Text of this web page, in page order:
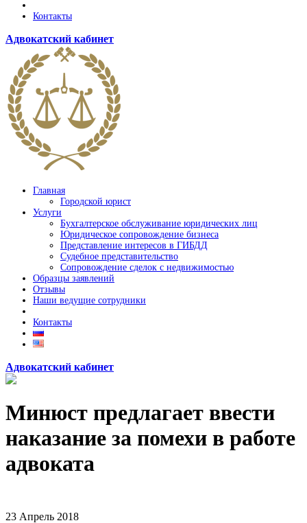
Контакты
Адвокатский кабинет
Главная
Городской юрист
Услуги
Бухгалтерское обслуживание юридических лиц
Юридическое сопровождение бизнеса
Представление интересов в ГИБДД
Судебное представительство
Сопровождение сделок с недвижимостью
Образцы заявлений
Отзывы
Наши ведущие сотрудники
Контакты
Адвокатский кабинет
Минюст предлагает ввести
наказание за помехи в работе
адвоката
23 Апрель 2018